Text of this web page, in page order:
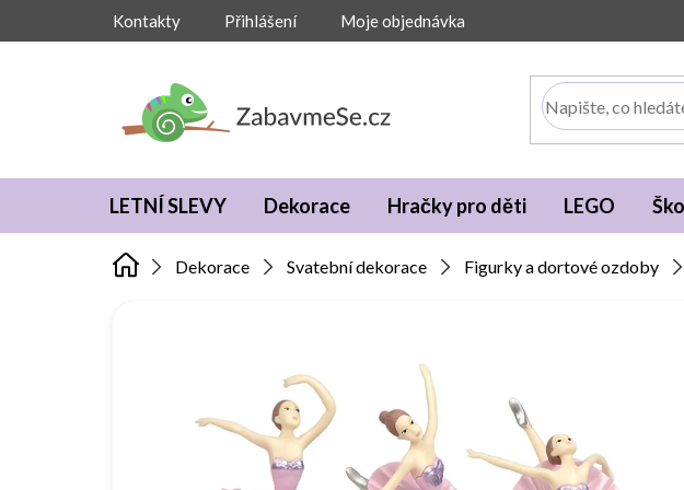
Kontakty Přihlášení Moje objednávka
LETNÍ SLEVY Dekorace Hračky pro děti LEGO
Dekorace Svatební dekorace Figurky a dortové ozdoby